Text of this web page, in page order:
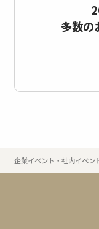
多数の
企業イベント・社内イベン